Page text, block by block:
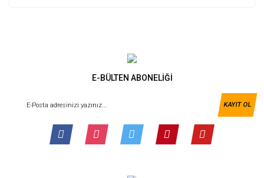
E-BÜLTEN ABONELİĞİ
KAYIT OL